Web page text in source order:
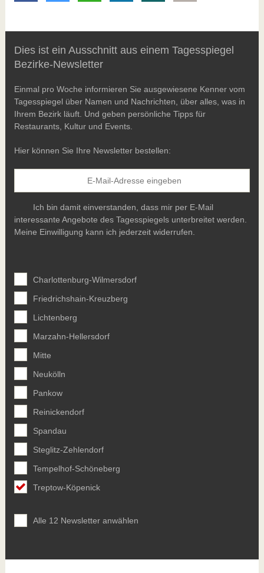
Dies ist ein Ausschnitt aus einem Tagesspiegel
Bezirke-Newsletter
Einmal pro Woche informieren Sie ausgewiesene Kenner vom
Tagesspiegel über Namen und Nachrichten, über alles, was in
Ihrem Bezirk läuft. Und geben persönliche Tipps für
Restaurants, Kultur und Events.
Hier können Sie Ihre Newsletter bestellen:
Ich bin damit einverstanden, dass mir per E-Mail
interessante Angebote des Tagesspiegels unterbreitet werden.
Meine Einwilligung kann ich jederzeit widerrufen.
Charlottenburg-Wilmersdorf
Friedrichshain-Kreuzberg
Lichtenberg
Marzahn-Hellersdorf
Mitte
Neukölln
Pankow
Reinickendorf
Spandau
Steglitz-Zehlendorf
Tempelhof-Schöneberg
Treptow-Köpenick
Alle 12 Newsletter anwählen